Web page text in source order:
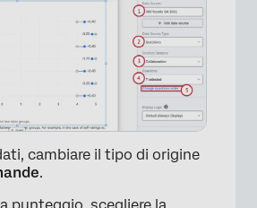
cambiare il tipo di origine
.